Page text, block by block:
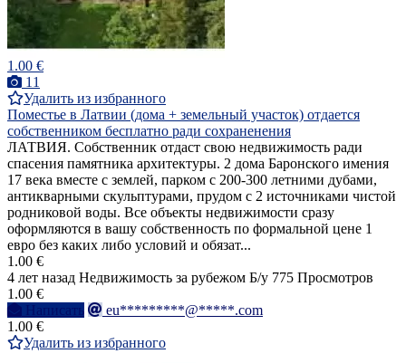
1.00 €
11
Удалить из избранного
Поместье в Латвии (дома + земельный участок) отдается
собственником бесплатно ради сохраненения
ЛАТВИЯ. Собственник отдаст свою недвижимость ради
спасения памятника архитектуры. 2 дома Баронского имения
17 века вместе с землей, парком с 200-300 летними дубами,
антикварными скульптурами, прудом с 2 источниками чистой
родниковой воды. Все объекты недвижимости сразу
оформляются в вашу собственность по формальной цене 1
евро без каких либо условий и обязат...
1.00 €
4 лет назад Недвижимость за рубежом Б/у 775 Просмотров
1.00 €
Написать
eu*********@*****.com
1.00 €
Удалить из избранного